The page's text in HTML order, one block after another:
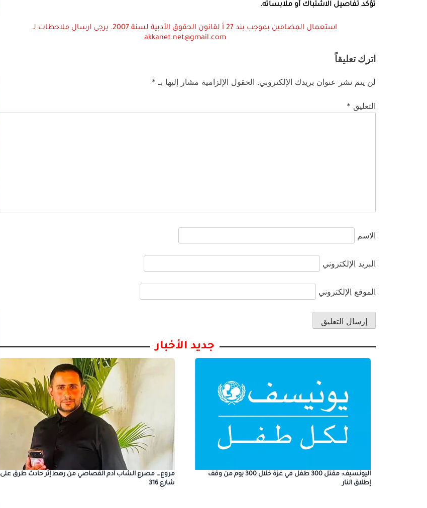
تؤكد تفاصيل الاشتباك أو ملابساته.
استعمال المضامين بموجب بند 27 أ لقانون الحقوق الأدبية لسنة 2007. يرجى ارسال ملاحظات لـ
akkanet.net@gmail.com
اترك تعليقاً
لن يتم نشر عنوان بريدك الإلكتروني. الحقول الإلزامية مشار إليها بـ *
التعليق *
الاسم
البريد الإلكتروني
الموقع الإلكتروني
جديد الأخبار
اليونسيف: مقتل 300 طفل في غزة خلال 300 يوم من وقف
إطلاق النار
مروع… مصرع الشاب آدم القصاصي من رهط إثر حادث طرق على
شارع 316